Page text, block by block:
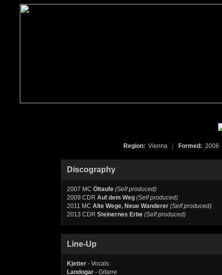
Region: Vienna Formed:
Discography
2007 MC Öltaufe (Self produced)
2009 CDR Auf dem Weg (Self produced)
2011 MC Alte Wege, Neue Wanderer (Self produced)
2013 CDR Steinernes Erbe (Self produced)
Line-Up
Kjetter - Vocals
Landogar - Gitarre